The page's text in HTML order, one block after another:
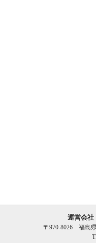
運営会
〒970-8026 福島